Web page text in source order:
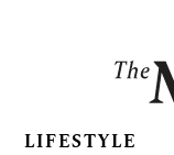
LIFESTYLE